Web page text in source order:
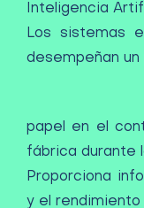
Inteligencia
Los sistemas
desempeñan
papel en el
fábrica durante
Proporciona
y el rendimiento